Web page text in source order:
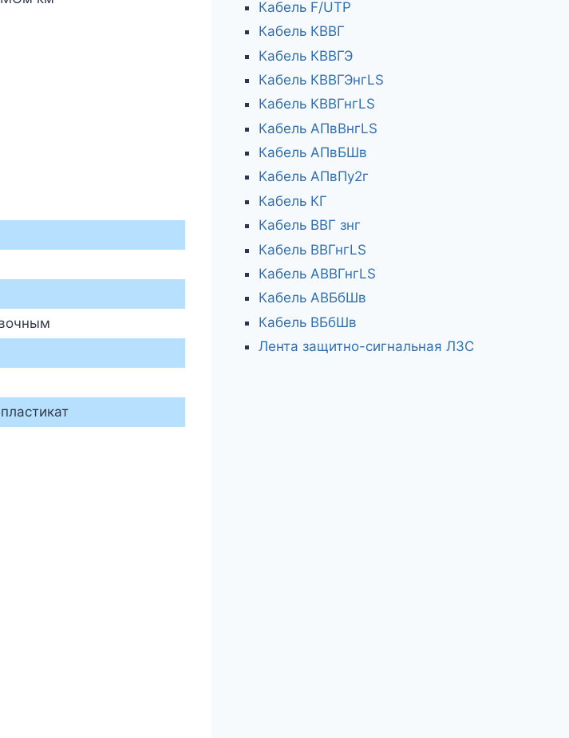
Кабель F/UTP
Кабель КВВГ
Кабель КВВГЭ
Кабель КВВГЭнгLS
Кабель КВВГнгLS
Кабель АПвВнгLS
Кабель АПвБШв
Kабель АПвПу2г
Кабель КГ
Кабель ВВГ знг
Кабель ВВГнгLS
Кабель АВВГнгLS
Кабель АВБбШв
Кабель ВБбШв
Лента защитно-сигнальная ЛЗС